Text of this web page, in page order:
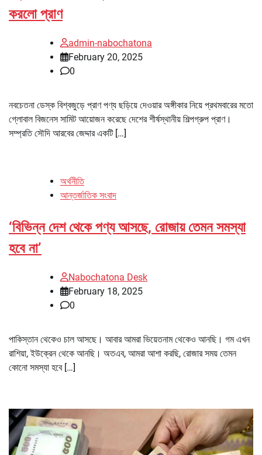
করলো প্রাণ
admin-nabochatona
February 20, 2025
0
নবচেতনা ডেস্ক বিশ্বজুড়ে প্রাণ পণ্য ছড়িয়ে দেওয়ার অঙ্গীকার নিয়ে প্রথমবারের মতো
গ্লোবাল বিজনেস সামিট আয়োজন করেছে দেশের শীর্ষস্থানীয় শিল্পগ্রুপ প্রাণ।
সম্প্রতি সৌদি আরবের জেদ্দার একটি […]
অর্থনীতি
আন্তর্জাতিক সংবাদ
‘বিভিন্ন দেশ থেকে পণ্য আসছে, রোজায় তেমন সমস্যা
হবে না’
Nabochatona Desk
February 18, 2025
0
পাকিস্তান থেকেও চাল আসছে। আবার আমরা ভিয়েতনাম থেকেও আনছি। গম এখন
রাশিয়া, ইউক্রেন থেকে আনছি। অতএব, আমরা আশা করছি, রোজার সময় তেমন
কোনো সমস্যা হবে […]